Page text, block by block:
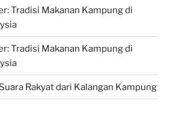
Tradisi Makanan Kampung di
Tradisi Makanan Kampung di
Rakyat dari Kalangan Kampung